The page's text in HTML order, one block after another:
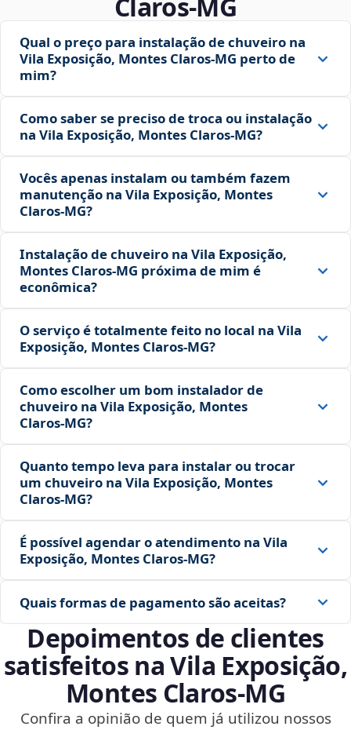
Claros‑MG
Qual o preço para instalação de chuveiro na
Vila Exposição, Montes Claros‑MG perto de
mim?
Como saber se preciso de troca ou instalação
na Vila Exposição, Montes Claros‑MG?
Vocês apenas instalam ou também fazem
manutenção na Vila Exposição, Montes
Claros‑MG?
Instalação de chuveiro na Vila Exposição,
Montes Claros‑MG próxima de mim é
econômica?
O serviço é totalmente feito no local na Vila
Exposição, Montes Claros‑MG?
Como escolher um bom instalador de
chuveiro na Vila Exposição, Montes
Claros‑MG?
Quanto tempo leva para instalar ou trocar
um chuveiro na Vila Exposição, Montes
Claros‑MG?
É possível agendar o atendimento na Vila
Exposição, Montes Claros‑MG?
Quais formas de pagamento são aceitas?
Depoimentos de clientes
satisfeitos na Vila Exposição,
Montes Claros‑MG
Confira a opinião de quem já utilizou nossos